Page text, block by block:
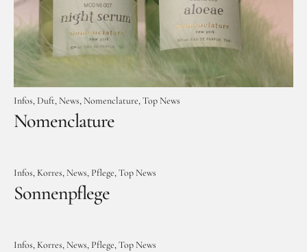
Infos Duft News Nomenclature Top News
Nomenclature
Infos Korres News Pflege Top News
Sonnenpflege
Infos Korres News Pflege Top News